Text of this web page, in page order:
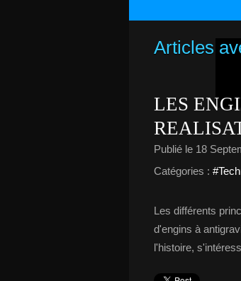
Articles
LES
Publié le 18
Catégories :
Les différents
d'engins à
l'histoire,